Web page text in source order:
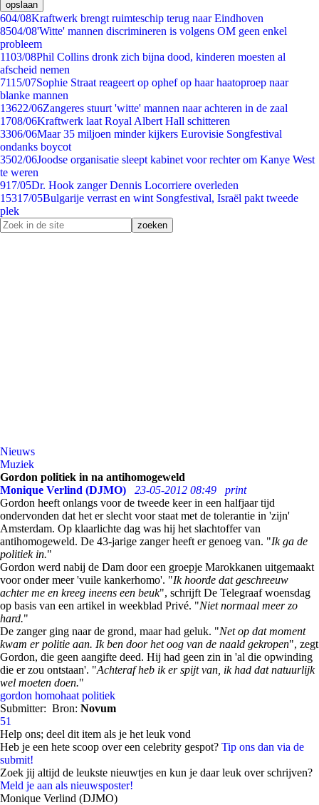
opslaan
604/08Kraftwerk brengt ruimteschip terug naar Eindhoven
8504/08'Witte' mannen discrimineren is volgens OM geen enkel
probleem
1103/08Phil Collins dronk zich bijna dood, kinderen moesten al
afscheid nemen
7115/07Sophie Straat reageert op ophef op haar haatoproep naar
blanke mannen
13622/06Zangeres stuurt 'witte' mannen naar achteren in de zaal
1708/06Kraftwerk laat Royal Albert Hall schitteren
3306/06Maar 35 miljoen minder kijkers Eurovisie Songfestival
ondanks boycot
3502/06Joodse organisatie sleept kabinet voor rechter om Kanye West
te weren
917/05Dr. Hook zanger Dennis Locorriere overleden
15317/05Bulgarije verrast en wint Songfestival, Israël pakt tweede
plek
Nieuws
Muziek
Gordon politiek in na antihomogeweld
Monique Verlind (DJMO)
23-05-2012 08:49
print
Gordon heeft onlangs voor de tweede keer in een halfjaar tijd
ondervonden dat het er slecht voor staat met de tolerantie in 'zijn'
Amsterdam. Op klaarlichte dag was hij het slachtoffer van
antihomogeweld. De 43-jarige zanger heeft er genoeg van. "Ik ga de
politiek in."
Gordon werd nabij de Dam door een groepje Marokkanen uitgemaakt
voor onder meer 'vuile kankerhomo'. "Ik hoorde dat geschreeuw
achter me en kreeg ineens een beuk", schrijft De Telegraaf woensdag
op basis van een artikel in weekblad Privé. "Niet normaal meer zo
hard."
De zanger ging naar de grond, maar had geluk. "Net op dat moment
kwam er politie aan. Ik ben door het oog van de naald gekropen", zegt
Gordon, die geen aangifte deed. Hij had geen zin in 'al die opwinding
die er zou ontstaan'. "Achteraf heb ik er spijt van, ik had dat natuurlijk
wel moeten doen."
gordon homohaat politiek
Submitter: Bron: Novum
51
Help ons; deel dit item als je het leuk vond
Heb je een hete scoop over een celebrity gespot? Tip ons dan via de
submit!
Zoek jij altijd de leukste nieuwtjes en kun je daar leuk over schrijven?
Meld je aan als nieuwsposter!
Monique Verlind (DJMO)